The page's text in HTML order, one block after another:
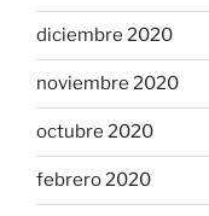
diciembre 2020
noviembre 2020
octubre 2020
febrero 2020